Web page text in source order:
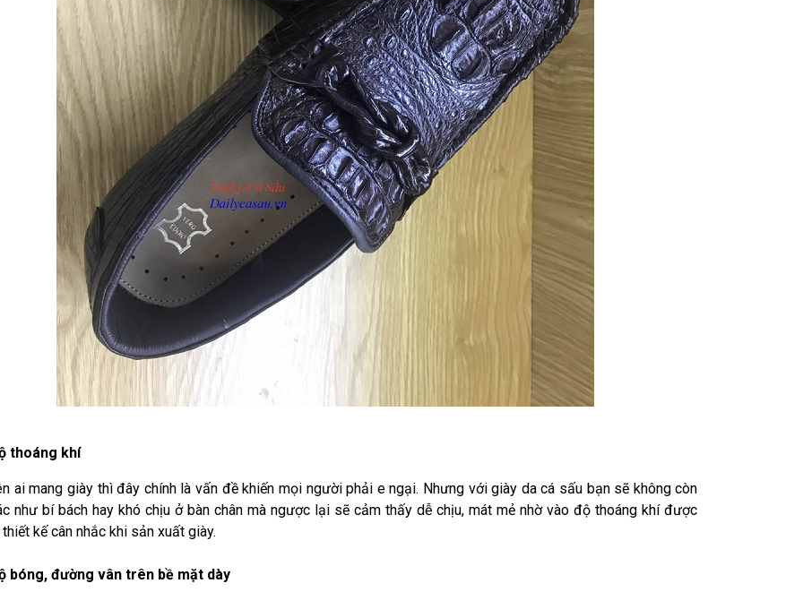
thoáng khí
ai mang giày thì đây chính là vấn đề khiến mọi người phải e ngại. Nhưng với giày da cá sấu bạn sẽ không còn
như bí bách hay khó chịu ở bàn chân mà ngược lại sẽ cảm thấy dễ chịu, mát mẻ nhờ vào độ thoáng khí được
kế cân nhắc khi sản xuất giày.
bóng, đường vân trên bề mặt dày